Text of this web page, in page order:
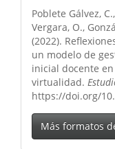
artículo
Poblete Gálvez,
Vergara, O.,
(2022).
un modelo de
inicial docente
virtualidad.
https://doi.org/
Más formatos